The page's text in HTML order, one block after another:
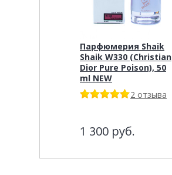
Парфюмерия Shaik
Shaik W330 (Christian
Dior Pure Poison), 50
ml NEW
2 отзыва
1 300 руб.